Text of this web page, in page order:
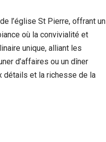
l’église St Pierre, offrant un
où la convivialité et
unique, alliant les
d’affaires ou un dîner
détails et la richesse de la